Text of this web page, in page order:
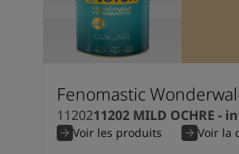
Fenomastic
1120211202 MILD OCHRE -
Voir les produits Voir la